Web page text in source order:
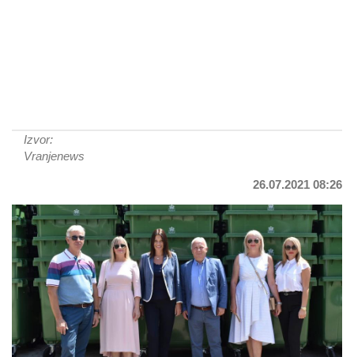
Izvor:
Vranjenews
26.07.2021 08:26